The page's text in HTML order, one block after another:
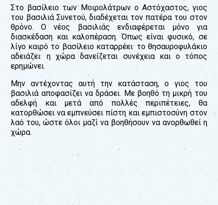
Στο βασίλειο των Μοιρολάτρων ο Αστόχαστος, γιος
του βασιλιά Συνετού, διαδέχεται τον πατέρα του στον
θρόνο. Ο νέος βασιλιάς ενδιαφέρεται μόνο για
διασκέδαση και καλοπέραση. Όπως είναι φυσικό, σε
λίγο καιρό το βασίλειο καταρρέει· το θησαυροφυλάκιο
αδειάζει· η χώρα δανείζεται συνέχεια και ο τόπος
ερημώνει.
Μην αντέχοντας αυτή την κατάσταση, ο γιος του
βασιλιά αποφασίζει να δράσει. Με βοηθό τη μικρή του
αδελφή και μετά από πολλές περιπέτειες, θα
κατορθώσει να εμπνεύσει πίστη και εμπιστοσύνη στον
λαό του, ώστε όλοι μαζί να βοηθήσουν να ανορθωθεί η
χώρα.
συνεργάτες